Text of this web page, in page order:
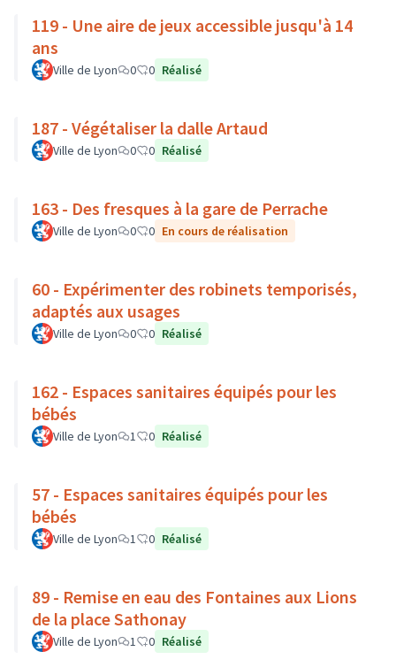
119 - Une aire de jeux accessible jusqu'à 14
ans
Ville de Lyon 0 0 Réalisé
187 - Végétaliser la dalle Artaud
Ville de Lyon 0 0 Réalisé
163 - Des fresques à la gare de Perrache
Ville de Lyon 0 0 En cours de réalisation
60 - Expérimenter des robinets temporisés,
adaptés aux usages
Ville de Lyon 0 0 Réalisé
162 - Espaces sanitaires équipés pour les
bébés
Ville de Lyon 1 0 Réalisé
57 - Espaces sanitaires équipés pour les
bébés
Ville de Lyon 1 0 Réalisé
89 - Remise en eau des Fontaines aux Lions
de la place Sathonay
Ville de Lyon 1 0 Réalisé